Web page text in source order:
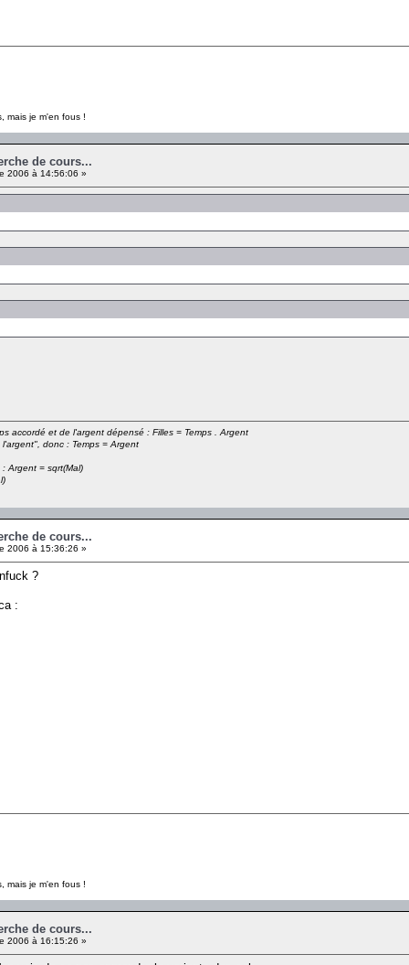
mais je m'en fous !
de cours...
2006 à 14:56:06 »
accordé et de l'argent dépensé : Filles = Temps . Argent
donc : Temps = Argent
Argent = sqrt(Mal)
de cours...
2006 à 15:36:26 »
?
:
mais je m'en fous !
de cours...
2006 à 16:15:26 »